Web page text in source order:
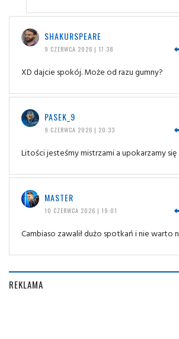
SHAKURSPEARE
9 CZERWCA 2026 | 17:38
XD dajcie spokój. Może od razu gumny?
PASEK_9
9 CZERWCA 2026 | 20:33
Litości jesteśmy mistrzami a upokarzamy się
MASTER
10 CZERWCA 2026 | 19:01
Cambiaso zawalił dużo spotkań i nie warto
REKLAMA